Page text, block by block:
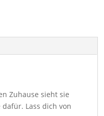
Zuhause sieht sie
Lass dich von